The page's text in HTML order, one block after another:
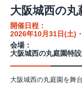
大阪城西の丸
開催日程：
2026年10月31日(土)
会場：
大阪城西の丸庭園特
大阪城西の丸庭園を舞